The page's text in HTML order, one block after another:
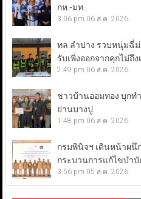
กห.-มท.
3:06 pm 06 ส.ค. 2026
ทล.ลำปาง รวบหนุ่มฉี่ม่
รับเพิ่งออกจากคุกไม่ถึง
2:49 pm 06 ส.ค. 2026
ชาวบ้านออมทอง บุกท
ย่านบางปู
1:48 pm 06 ส.ค. 2026
กรมพินิจฯ เดินหน้าผนึ
กระบวนการแก้ไขบำ
3:56 pm 05 ส.ค. 2026